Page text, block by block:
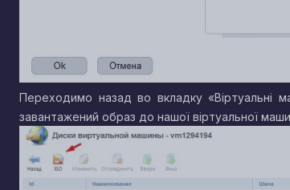
Переходимо назад во вкладку «Віртуальні
завантажений образ до нашої віртуальної